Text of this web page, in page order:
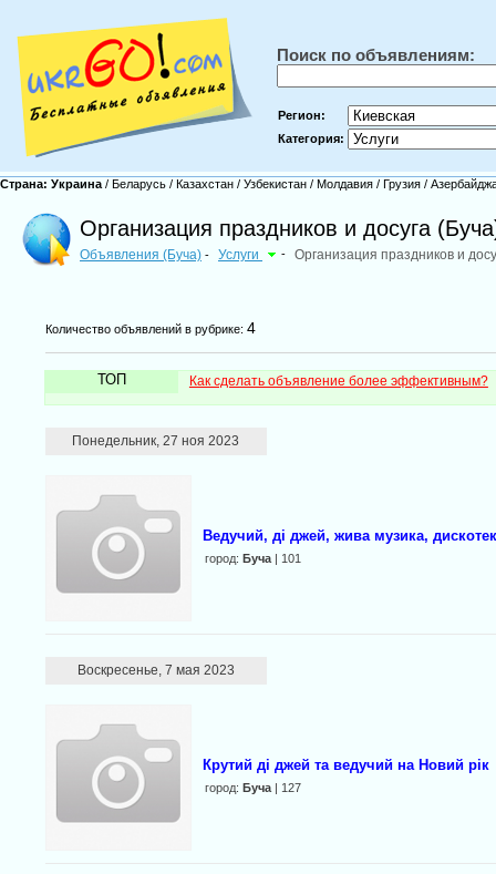
Поиск по объявлениям:
Регион:
Категория:
Страна: Украина / Беларусь / Казахстан / Узбекистан / Молдавия / Грузия /
Организация праздников и досуга
Объявления (Буча) - Услуги - Организация праздников и
Количество объявлений в рубрике: 4
ТОП Как сделать объявление более эффективным?
Понедельник, 27 ноя 2023
Ведучий, ді джей, жива музика,
город: Буча| 101
Воскресенье, 7 мая 2023
Крутий ді джей та ведучий на Новий рік
город: Буча| 127